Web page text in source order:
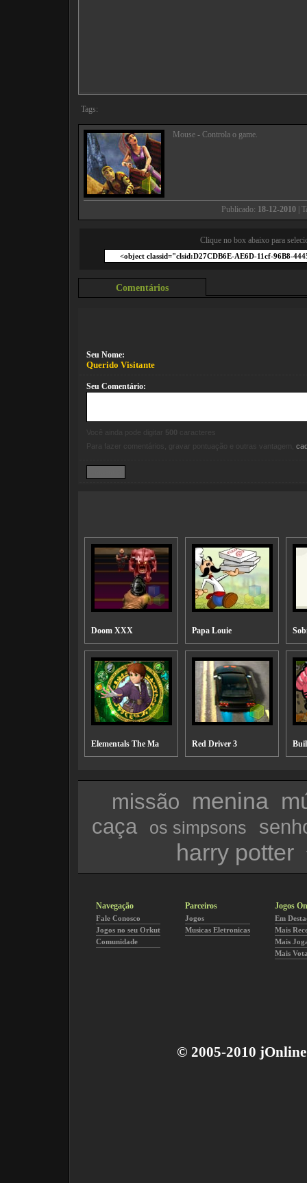
Tags:
Mouse - Controla o game.
Publicado: 18-12-2010|
Clique no box abaixo para
Comentários
Seu Nome:
Querido Visitante
Seu Comentário:
500
Para fazer comentários, gravar pontuação e outras vantagem,
Doom XXX Papa Louie
Elementals The Ma Red Driver 3
missão menina
caça os simpsons
harry potter
Navegação
Fale Conosco
Jogos no seu Orkut
Comunidade
Parceiros
Jogos
Musicas Eletronicas
Jogos
Em
Mais
Mais
Mais
© 2005-2010